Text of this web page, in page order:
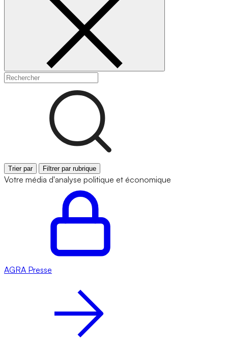
Trier par Filtrer par rubrique
Votre média d'analyse politique et économique
AGRA Presse